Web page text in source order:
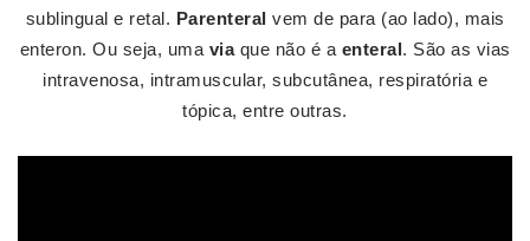
sublingual e retal. Parenteral vem de para (ao lado), mais
enteron. Ou seja, uma viaque não é a enteral. São as vias
intravenosa, intramuscular, subcutânea, respiratória e
tópica, entre outras.